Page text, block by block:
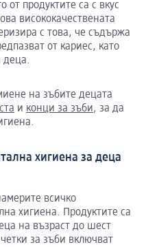
от продуктите са с вкус
висококачествената
с това, че съдържа
от кариес, като
деца.
на зъбите децата
и конци за зъби, за да
хигиена за деца
всичко
хигиена. Продуктите са
на възраст до шест
за зъби включват